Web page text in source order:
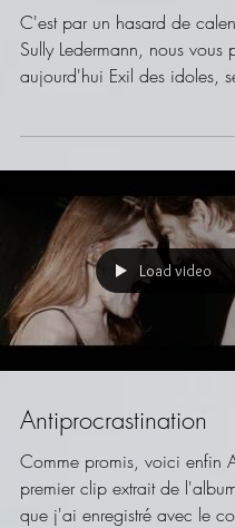
C'est par un hasard de
Sully Ledermann, nous vous
aujourd'hui Exil des idoles,
Load video
Antiprocrastination
Comme promis, voici enfin
premier clip extrait de
que j'ai enregistré avec le